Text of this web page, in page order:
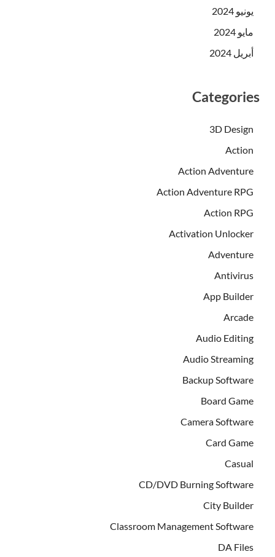
يونيو 2024
مايو 2024
أبريل 2024
Categories
3D Design
Action
Action Adventure
Action Adventure RPG
Action RPG
Activation Unlocker
Adventure
Antivirus
App Builder
Arcade
Audio Editing
Audio Streaming
Backup Software
Board Game
Camera Software
Card Game
Casual
CD/DVD Burning Software
City Builder
Classroom Management Software
DA Files